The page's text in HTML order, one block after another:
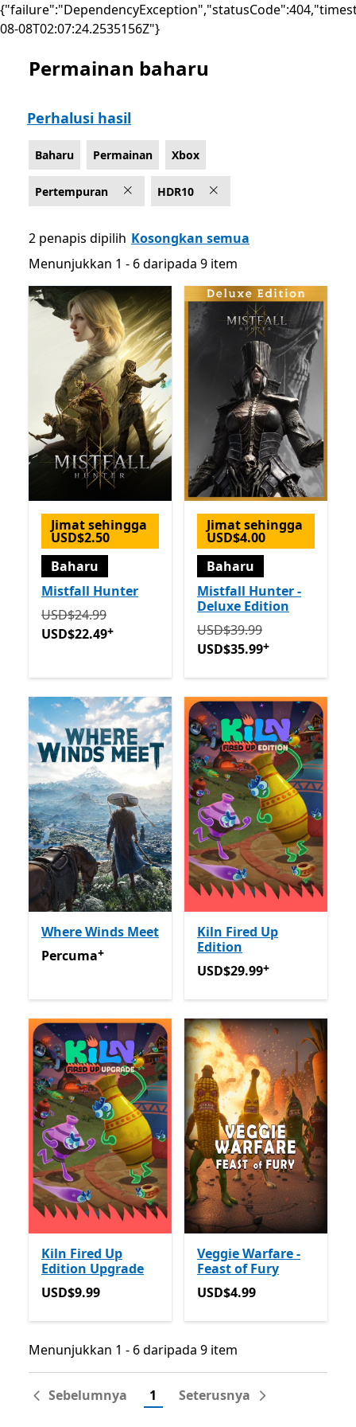
08-08T02:07:24.2535156Z"}
Senaraikan Microsoft.com
Permainan baharu
Perhalusi hasil
Baharu Permainan Xbox
Pertempuran HDR10
2 penapis dipilih Kosongkan semua
Menunjukkan 1 - 6 daripada 9 item
Menunjukkan 1 - 6 daripada 9 item
Jimat sehingga
USD$2.50
Baharu
Mistfall Hunter
Asalnya USD$24.99 sekarang USD$22.49Tawaran
USD$24.99
USD$22.49+
Jimat sehingga
USD$4.00
Baharu
Mistfall Hunter -
Deluxe Edition
Asalnya USD$39.99
USD$39.99
USD$35.99+
Where Winds Meet
PercumaTawaran dalam pembelian aplikasi
Percuma+
Kiln Fired Up
Edition
USD$29.99Tawaran
USD$29.99+
Kiln Fired Up
Edition Upgrade
USD$9.99
USD$9.99
Veggie Warfare -
Feast of Fury
USD$4.99
USD$4.99
Menunjukkan 1 - 6 daripada 9 item
Menunjukkan 1 - 6 daripada 9 item
Sebelumnya 1 Seterusnya